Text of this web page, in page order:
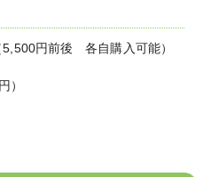
円前後 各自購入可能）
）